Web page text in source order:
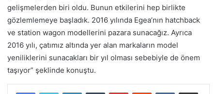
gelişmelerden biri oldu. Bunun etkilerini hep birlikte
gözlemlemeye başladık. 2016 yılında Egea’nın hatchback
ve station wagon modellerini pazara sunacağız. Ayrıca
2016 yılı, çatımız altında yer alan markaların model
yeniliklerini sunacakları bir yıl olması sebebiyle de önem
taşıyor” şeklinde konuştu.